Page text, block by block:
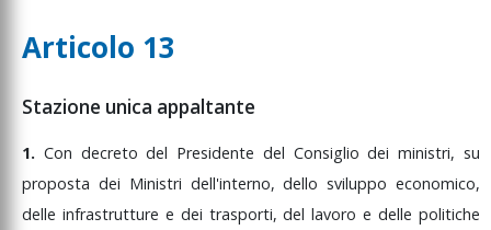
Articolo 13
Stazione unica appaltante
1. Con decretodel Presidente del Consigliodeiministri,su
proposta dei Ministri dell'interno,dellosviluppoeconomico,
delle infrastrutture e dei trasporti,dellavoroedellepolitiche